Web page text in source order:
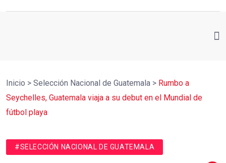
Inicio > Selección Nacional de Guatemala > Rumbo a
Seychelles, Guatemala viaja a su debut en el Mundial de
fútbol playa
#SELECCIÓN NACIONAL DE GUATEMALA